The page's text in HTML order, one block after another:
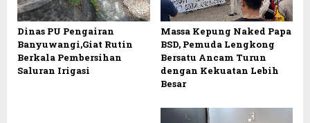
Dinas PU Pengairan
Banyuwangi,Giat Rutin
Berkala Pembersihan
Saluran Irigasi
Massa Kepung Naked Papa
BSD, Pemuda Lengkong
Bersatu Ancam Turun
dengan Kekuatan Lebih
Besar